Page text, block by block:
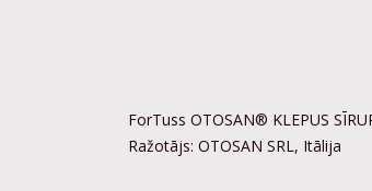
ForTuss OTOSAN® KLEPUS
Ražotājs: OTOSAN SRL, Itālija